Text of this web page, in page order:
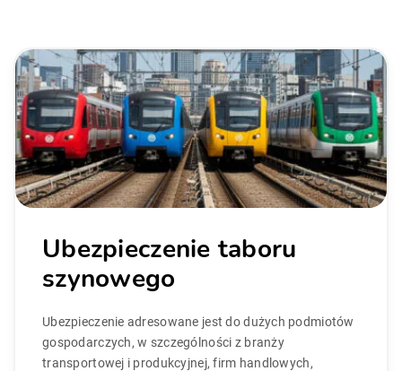
Ubezpieczenie taboru
szynowego
Ubezpieczenie adresowane jest do dużych podmiotów
gospodarczych, w szczególności z branży
transportowej i produkcyjnej, firm handlowych,